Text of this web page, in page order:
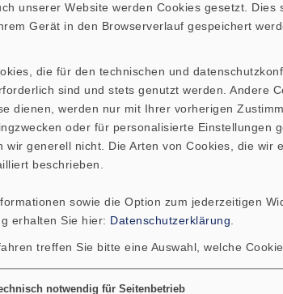
Konus-Hochtöner
unserer Website werden Cookies gesetzt. Dies
Gerät in den Browserverlauf gespeichert
die für den technischen und
sind und stets genutzt werden. Andere
dienen, werden nur mit Ihrer vorherigen
oder für personalisierte Einstellungen
wir generell nicht. Die Arten von Cookies, die wir
beschrieben.
sowie die Option zum jederzeitigen
erhalten Sie hier: Datenschutzerklärung.
treffen Sie bitte eine Auswahl, welche
notwendig für Seitenbetrieb